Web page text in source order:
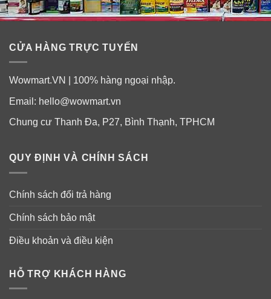
CỬA HÀNG TRỰC TUYẾN
Wowmart.VN | 100% hàng ngoại nhập.
Email: hello@wowmart.vn
Chung cư Thanh Đa, P27, Bình Thạnh, TPHCM
QUY ĐỊNH VÀ CHÍNH SÁCH
Chính sách đổi trả hàng
Chính sách bảo mật
Điều khoản và điều kiện
HỖ TRỢ KHÁCH HÀNG